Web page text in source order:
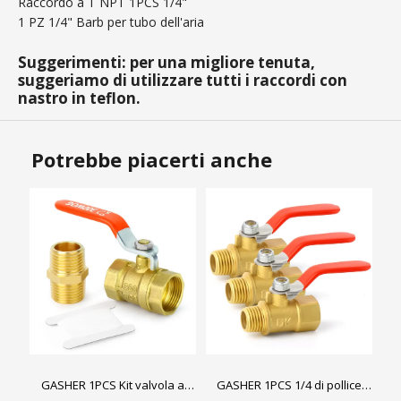
1 PZ 1/4" Barb per tubo dell'aria
Suggerimenti: per una migliore tenuta,
suggeriamo di utilizzare tutti i raccordi con
nastro in teflon.
Potrebbe piacerti anche
GASHER 1PCS Kit valvola a
GASHER 1PCS 1/4 di pollice